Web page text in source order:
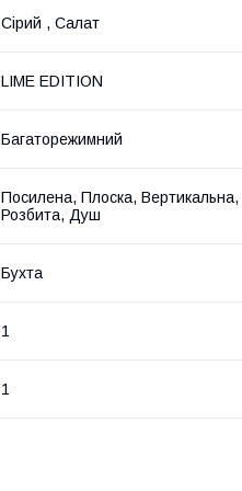
Сірий , Салат
LIME EDITION
Багаторежимний
Посилена, Плоска, Вертикальна,
Розбита, Душ
Бухта
1
1